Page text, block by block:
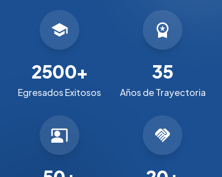
school
2500+
Egresados Exitosos
workspace_premium
35
Años de Trayectoria
co_present handshake